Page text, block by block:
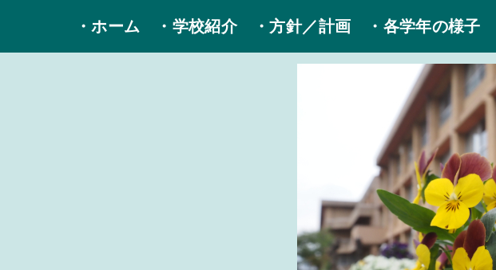
・ホーム ・学校紹介 ・方針／計画 ・各学年の様子